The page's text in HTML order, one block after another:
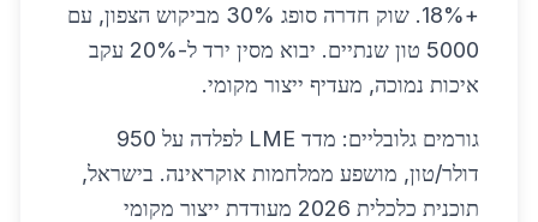
+18%. שוק חדרה סופג 30% מביקוש הצפון, עם
5000 טון שנתיים. יבוא מסין ירד ל-20% עקב
איכות נמוכה, מעדיף ייצור מקומי.
גורמים גלובליים: מדד LME לפלדה על 950
דולר/טון, מושפע ממלחמות אוקראינה. בישראל,
תוכנית כלכלית 2026 מעודדת ייצור מקומי